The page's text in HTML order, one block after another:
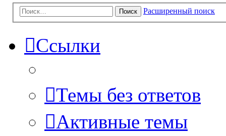
Поиск Расширенный поиск
Ссылки
Темы без ответов
Активные темы